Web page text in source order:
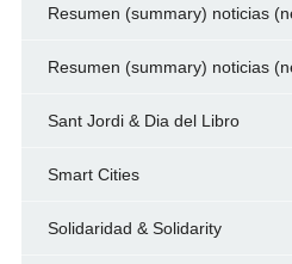
Resumen (summary) noticias
Resumen (summary) noticias
Sant Jordi & Dia del Libro
Smart Cities
Solidaridad & Solidarity